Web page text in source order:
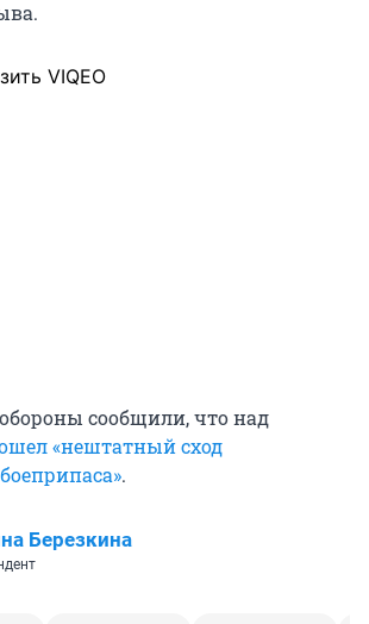
VIQEO
сообщили, что над
«нештатный сход
.
Березкина